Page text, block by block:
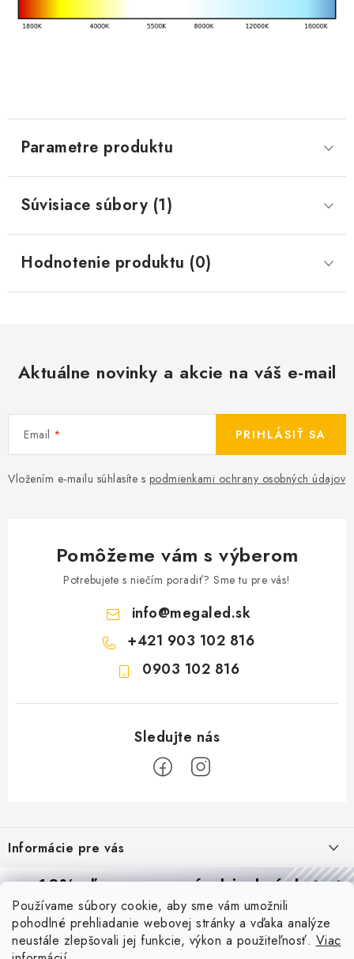
Používame súbory cookie, aby sme vám umožnili
pohodlné prehliadanie webovej stránky a vďaka analýze
neustále zlepšovali jej funkcie, výkon a použiteľnosť. Viac
Parametre produktu
Súvisiace súbory (1)
Hodnotenie produktu (0)
Aktuálne novinky a akcie na váš e-mail
Email
Vložením e-mailu súhlasíte s podmienkami ochrany osobných údajov
PRIHLÁSIŤ SA
Pomôžeme vám s výberom
Potrebujete s niečím poradiť? Sme tu pre vás!
info@megaled.sk
+421 903 102 816
0903 102 816
p
ä
Informácie pre vás
Reklamácie a formulár na odstúpenie od zmluvy
Obchodné podmienky
Podmienky ochrany osobných údajov
Blog
10% zľavana prvú objednávku
Prihláste sa azískajtezľavu aj praktické tipy,vďaka ktorým
budete svietiť lepšie a platiť menej.